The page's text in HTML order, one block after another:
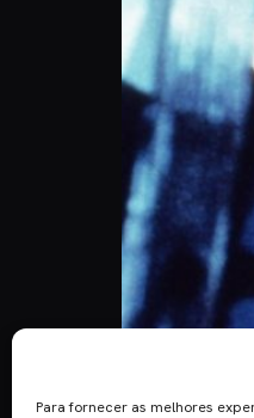
Para fornecer as melhores
trabalhar em